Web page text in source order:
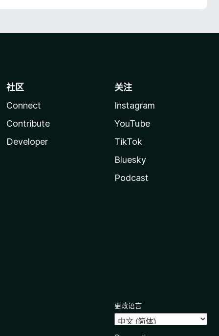
社区
Connect
Contribute
Developer
关注
Instagram
YouTube
TikTok
Bluesky
Podcast
更改语言